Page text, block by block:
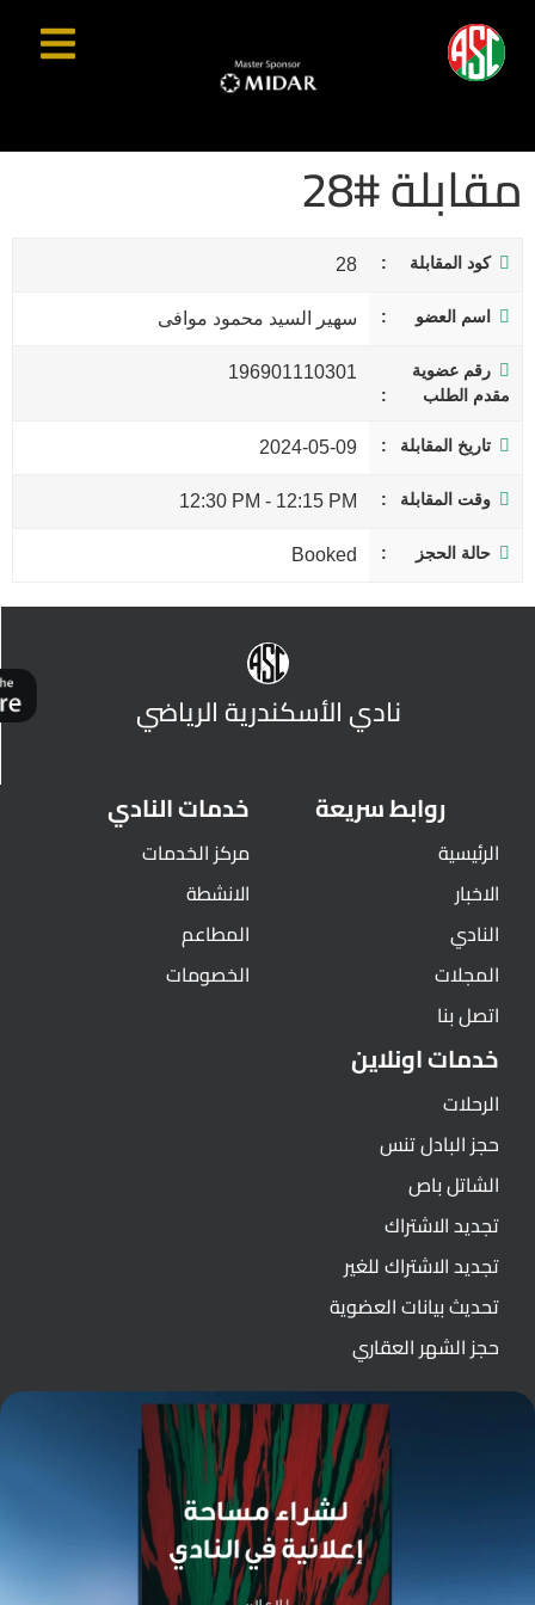
مقابلة #28
كود المقابلة 28
اسم العضو سهير السيد محمود موافى
رقم عضوية
مقدم الطلب
196901110301
تاريخ المقابلة 2024-05-09
وقت المقابلة 12:15 PM
-
12:30 PM
حالة الحجز Booked
نادي الأسكندرية الرياضي
روابط سريعة
الرئيسية
الاخبار
النادي
المجلات
اتصل بنا
خدمات النادي
مركز الخدمات
الانشطة
المطاعم
الخصومات
خدمات اونلاين
الرحلات
حجز البادل تنس
الشاتل باص
تجديد الاشتراك
تجديد الاشتراك للغير
تحديث بيانات العضوية
حجز الشهر العقاري